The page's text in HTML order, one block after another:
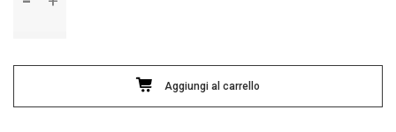
nero
Racing
Aggiungi al carrello